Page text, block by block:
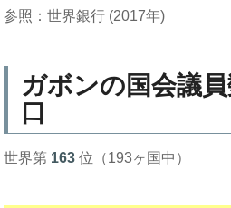
参照：世界銀行 (2017年)
ガボンの国会議
口
世界第 163 位（193ヶ国中）